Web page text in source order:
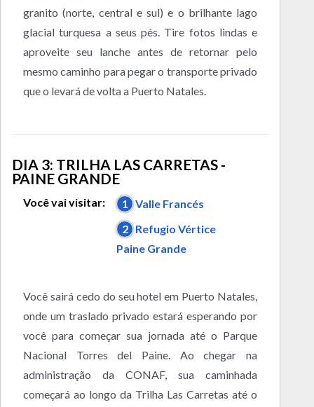
granito (norte, central e sul) e o brilhante lago
glacial turquesa a seus pés. Tire fotos lindas e
aproveite seu lanche antes de retornar pelo
mesmo caminho para pegar o transporte privado
que o levará de volta a Puerto Natales.
DIA 3: TRILHA LAS CARRETAS -
PAINE GRANDE
Você vai visitar: 1 Valle Francés
2
Refugio Vértice
Paine Grande
Você sairá cedo do seu hotel em Puerto Natales,
onde um traslado privado estará esperando por
você para começar sua jornada até o Parque
Nacional Torres del Paine. Ao chegar na
administração da CONAF, sua caminhada
começará ao longo da Trilha Las Carretas até o